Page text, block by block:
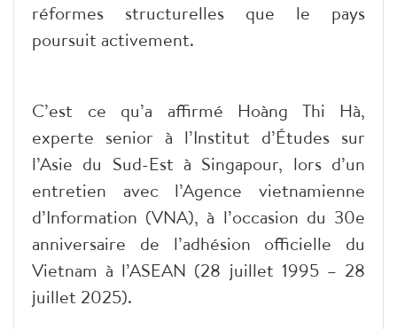
réformes structurelles que le pays
poursuit activement.
C’est ce qu’a affirmé Hoàng Thi Hà,
experte senior à l’Institut d’Études sur
l’Asie du Sud-Est à Singapour, lors d’un
entretien avec l’Agence vietnamienne
d’Information (VNA), à l’occasion du 30e
anniversaire de l’adhésion officielle du
Vietnam à l’ASEAN (28 juillet 1995 – 28
juillet 2025).